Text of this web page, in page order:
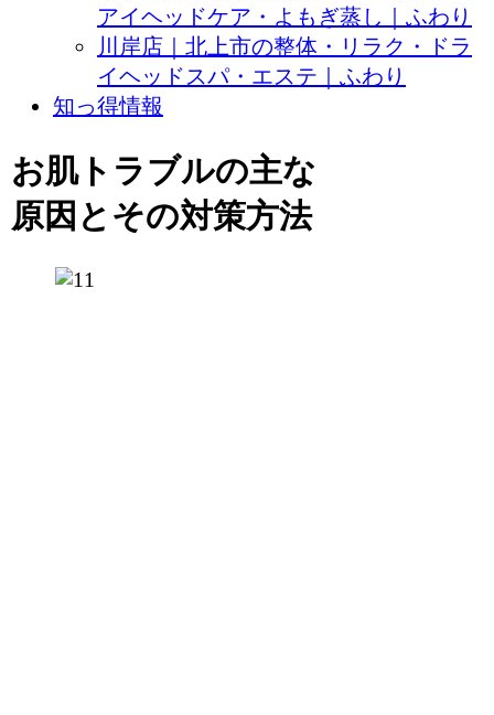
アイヘッドケア・よもぎ蒸し｜ふわり
川岸店｜北上市の整体・リラク・ドラ
イヘッドスパ・エステ｜ふわり
知っ得情報
お肌トラブルの主な
原因とその対策方法